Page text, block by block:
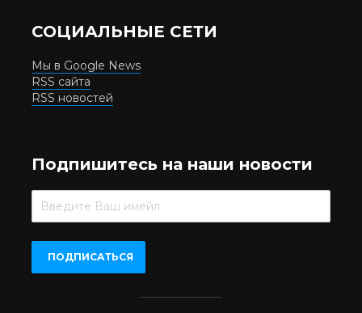
СОЦИАЛЬНЫЕ СЕТИ
Мы в Google News
RSS сайта
RSS новостей
Подпишитесь на наши новости